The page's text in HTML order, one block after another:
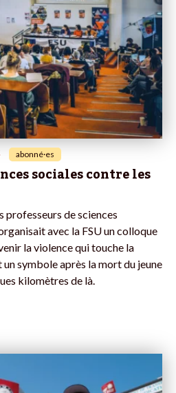
abonné·es
sociales contre les
professeurs de sciences
avec la FSU un colloque
la violence qui touche la
un symbole après la mort du jeune
kilomètres de là.